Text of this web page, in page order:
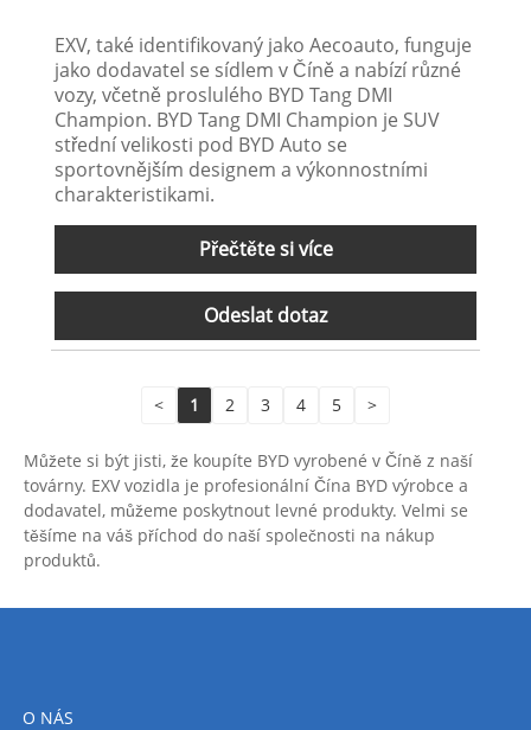
EXV, také identifikovaný jako Aecoauto, funguje
jako dodavatel se sídlem v Číně a nabízí různé
vozy, včetně proslulého BYD Tang DMI
Champion. BYD Tang DMI Champion je SUV
střední velikosti pod BYD Auto se
sportovnějším designem a výkonnostními
charakteristikami.
Přečtěte si více
Odeslat dotaz
< 1 2 3 4 5 >
Můžete si být jisti, že koupíte BYD vyrobené v Číně z naší
továrny. EXV vozidla je profesionální Čína BYD výrobce a
dodavatel, můžeme poskytnout levné produkty. Velmi se
těšíme na váš příchod do naší společnosti na nákup
produktů.
O NÁS